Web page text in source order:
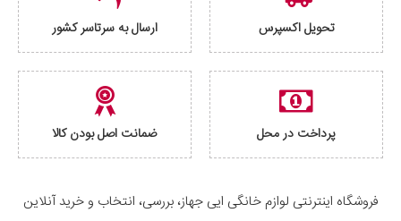
تحویل اکسپرس ارسال به سرتاسر کشور
پرداخت در محل ضمانت اصل بودن کالا
فروشگاه اینترنتی لوازم خانگی ایی جهاز، بررسی، انتخاب و خرید آنلاین